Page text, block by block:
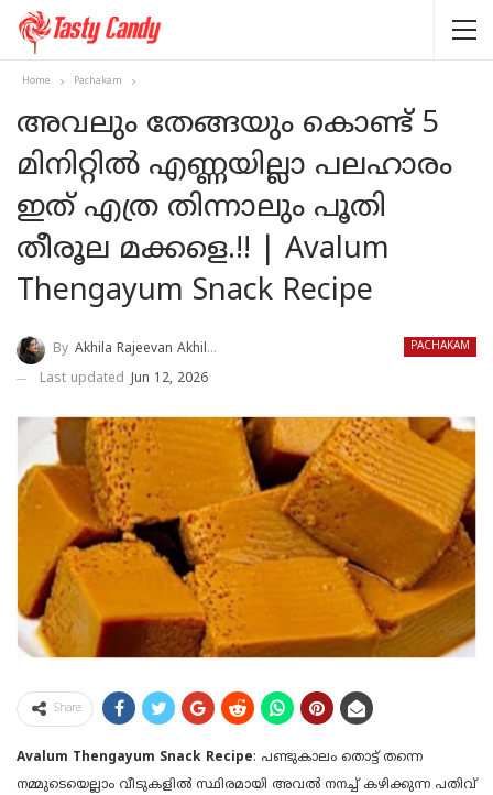
Home Pachakam
അവലും തേങ്ങയും കൊണ്ട് 5
മിനിറ്റിൽ എണ്ണയില്ലാ പലഹാരം
ഇത് എത്ര തിന്നാലും പൂതി
തീരൂല മക്കളെ.!! | Avalum
Thengayum Snack Recipe
PACHAKAM
By Akhila Rajeevan Akhila Rajeevan
Last updated Jun 12, 2026
Share
Avalum Thengayum Snack Recipe: പണ്ടുകാലം തൊട്ട് തന്നെ
നമ്മുടെയെല്ലാം വീടുകളിൽ സ്ഥിരമായി അവൽ നനച്ച് കഴിക്കുന്ന പതിവ്